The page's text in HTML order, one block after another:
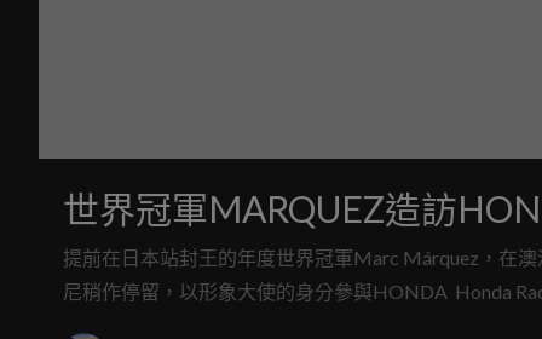
世界冠軍MARQUEZ造訪
提前在日本站封王的年度世界冠軍Marc Márquez，在
尼稍作停留，以形象大使的身分參與HONDA Honda